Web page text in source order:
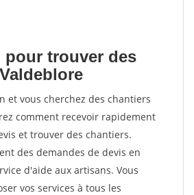
trouver des
et vous cherchez des chantiers
comment recevoir rapidement
et trouver des chantiers.
des demandes de devis en
d'aide aux artisans. Vous
vos services à tous les